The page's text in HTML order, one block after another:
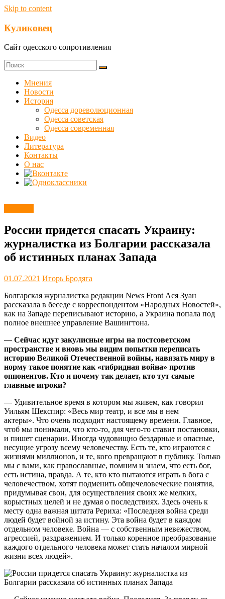
Skip to content
Куликовец
Сайт одесского сопротивления
Мнения
Новости
История
Одесса дореволюционная
Одесса советская
Одесса современная
Видео
Литература
Контакты
О нас
России придется спасать Украину:
журналистка из Болгарии рассказала
об истинных планах Запада
01.07.2021 Игорь Бродяга
Болгарская журналистка редакции News Front Ася Зуан
рассказала в беседе с корреспондентом «Народных Новостей»,
как на Западе переписывают историю, а Украина попала под
полное внешнее управление Вашингтона.
— Сейчас идут закулисные игры на постсоветском
пространстве и вновь мы видим попытки переписать
историю Великой Отечественной войны, навязать миру в
норму такое понятие как «гибридная война» против
оппонентов. Кто и почему так делает, кто тут самые
главные игроки?
— Удивительное время в котором мы живем, как говорил
Уильям Шекспир: «Весь мир театр, и все мы в нем
актеры». Что очень подходит настоящему времени. Главное,
чтоб мы понимали, что кто-то, для чего-то ставит постановки,
и пишет сценарии. Иногда чудовищно бездарные и опасные,
несущие угрозу всему человечеству. Есть те, кто играются с
жизнями миллионов, и те, кого превращают в публику. Только
мы с вами, как православные, помним и знаем, что есть бог,
есть истина, правда. А те, кто кто пытаются играть в бога с
человечеством, хотят подменить общечеловеческие понятия,
придумывая свои, для осуществления своих же мелких,
корыстных целей и не думая о последствиях. Здесь очень к
месту одна важная цитата Рериха: «Последняя война среди
людей будет войной за истину. Эта война будет в каждом
отдельном человеке. Война — с собственным невежеством,
агрессией, раздражением. И только коренное преобразование
каждого отдельного человека может стать началом мирной
жизни всех людей».